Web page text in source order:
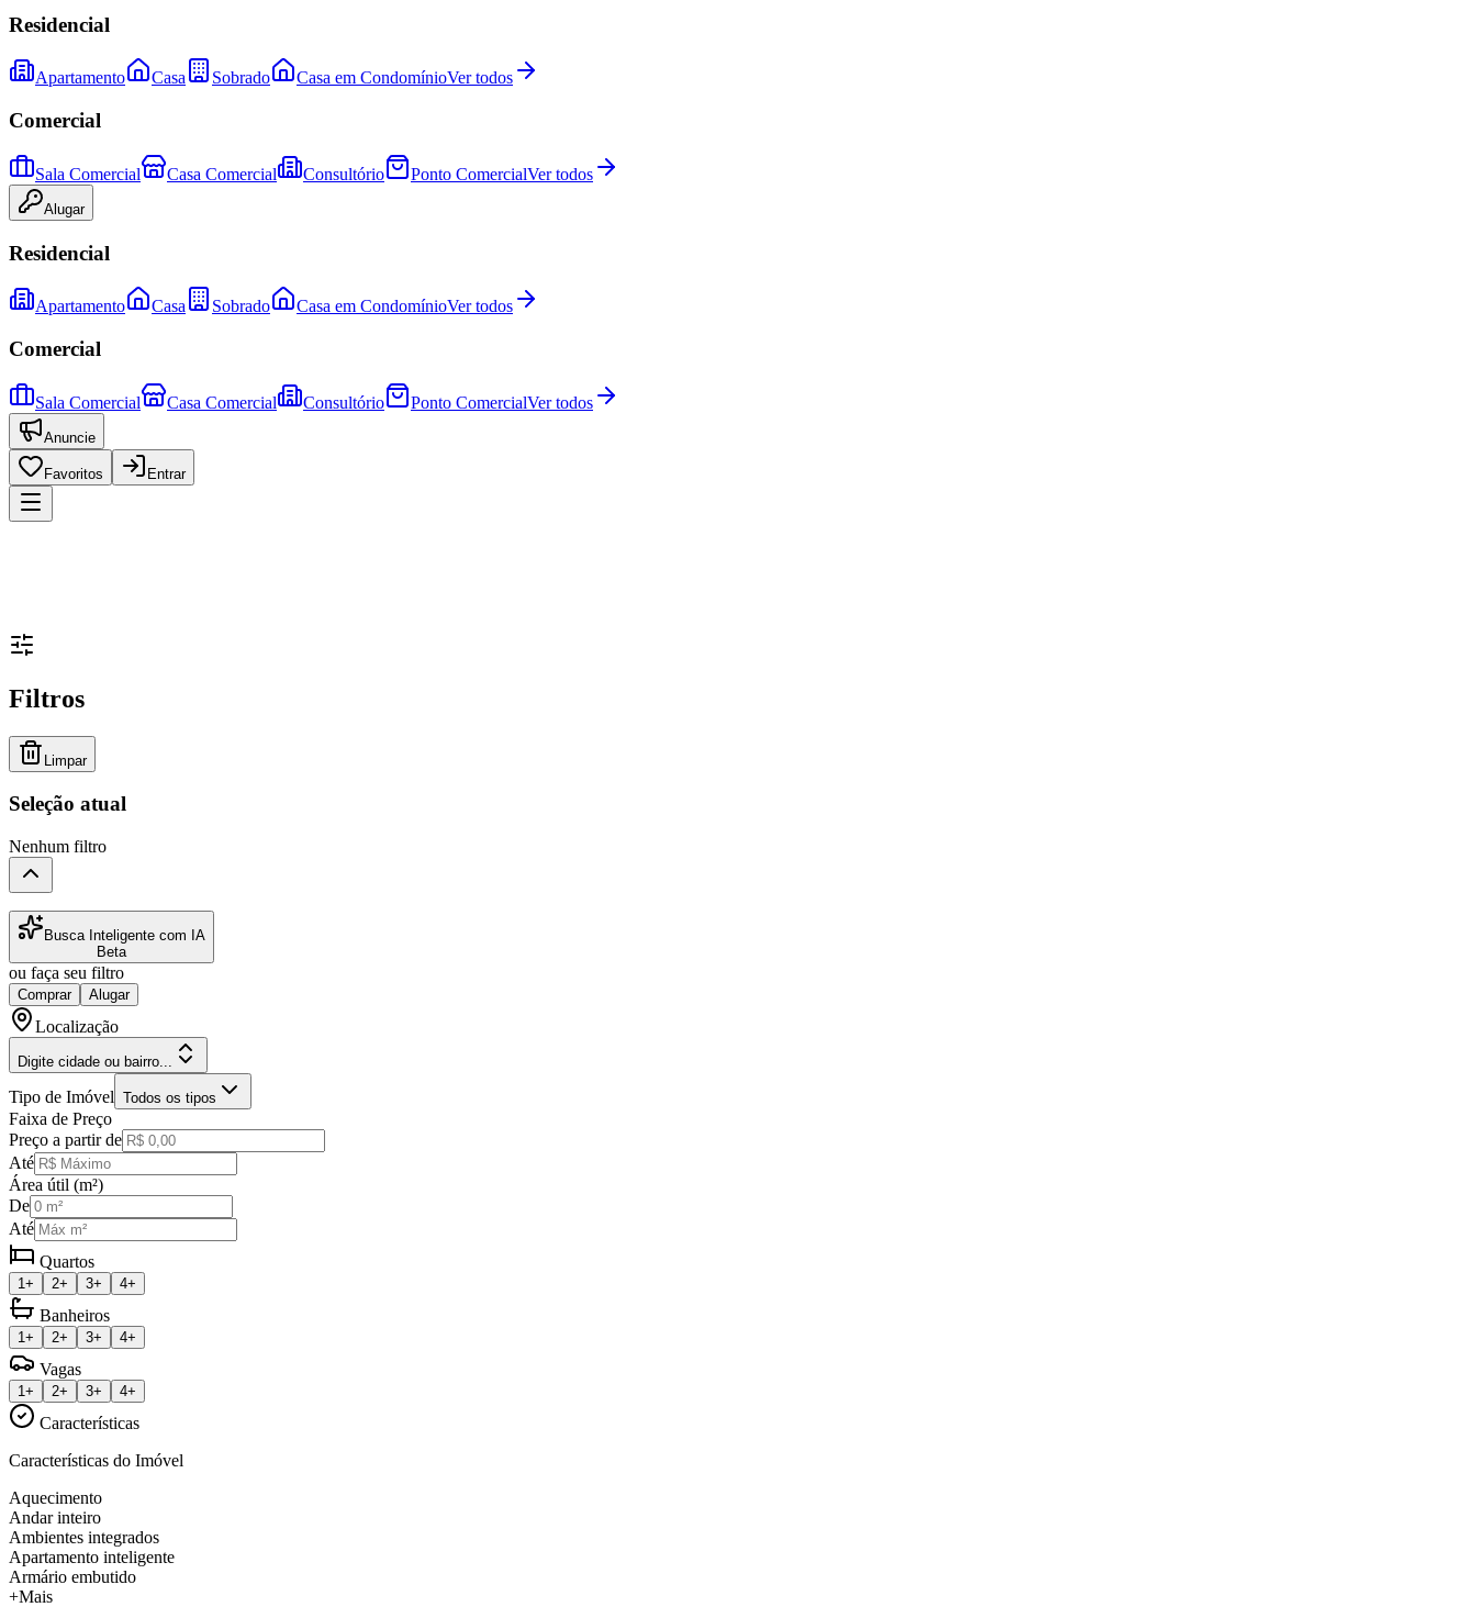
Residencial
Apartamento Casa Sobrado Casa em CondomínioVer todos
Comercial
Sala Comercial Casa Comercial Consultório Ponto ComercialVer todos
Alugar
Residencial
Apartamento Casa Sobrado Casa em CondomínioVer todos
Comercial
Sala Comercial Casa Comercial Consultório Ponto ComercialVer todos
Anuncie
Favoritos Entrar
Filtros
Limpar
Seleção atual
Nenhum filtro
Busca Inteligente com IA
Beta
ou faça seu filtro
Comprar Alugar
Localização
Digite cidade ou bairro...
Tipo de Imóvel Todos os tipos
Faixa de Preço
Preço a partir de
Até
Área útil (m²)
De
Até
Quartos
1+ 2+ 3+ 4+
Banheiros
1+ 2+ 3+ 4+
Vagas
1+ 2+ 3+ 4+
Características
Características do Imóvel
Aquecimento
Andar inteiro
Ambientes integrados
Apartamento inteligente
Armário embutido
+Mais